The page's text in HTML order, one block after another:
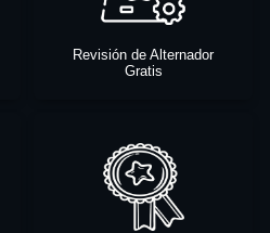
Revisión de Alternador
Gratis